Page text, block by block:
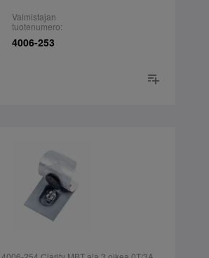
Valmistajan
tuotenumero:
4006-253